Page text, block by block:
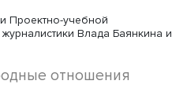
учредителя, санкции
на работу финских АЭС.
уголь. Масштабный